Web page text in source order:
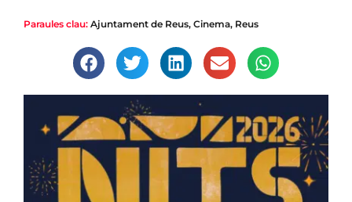
Paraules clau: Ajuntament de Reus, Cinema, Reus